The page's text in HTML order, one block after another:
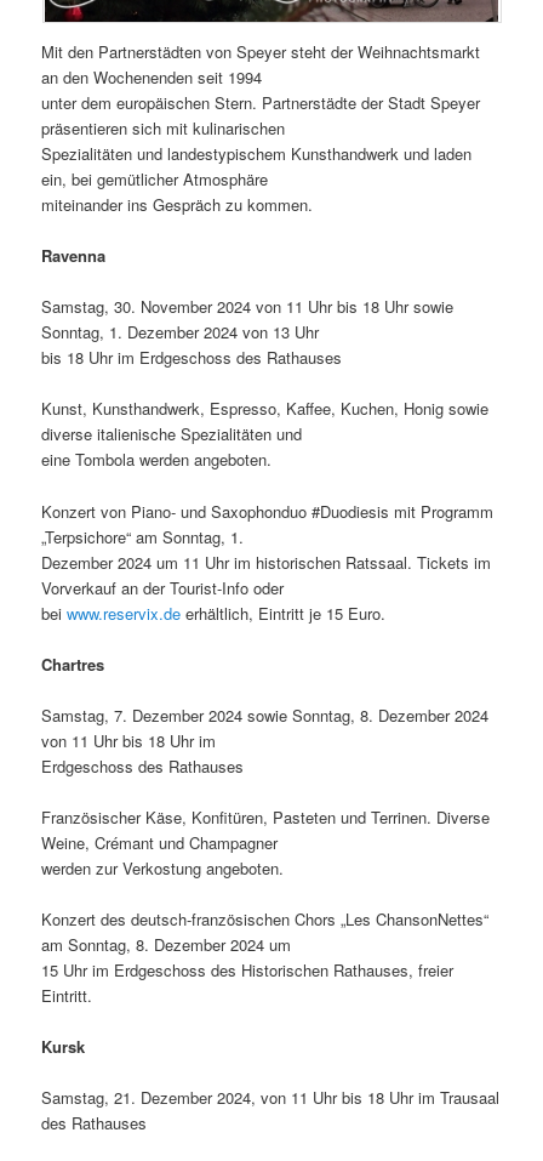
Mit den Partnerstädten von Speyer steht der Weihnachtsmarkt
an den Wochenenden seit 1994
unter dem europäischen Stern. Partnerstädte der Stadt Speyer
präsentieren sich mit kulinarischen
Spezialitäten und landestypischem Kunsthandwerk und laden
ein, bei gemütlicher Atmosphäre
miteinander ins Gespräch zu kommen.
Ravenna
Samstag, 30. November 2024 von 11 Uhr bis 18 Uhr sowie
Sonntag, 1. Dezember 2024 von 13 Uhr
bis 18 Uhr im Erdgeschoss des Rathauses
Kunst, Kunsthandwerk, Espresso, Kaffee, Kuchen, Honig sowie
diverse italienische Spezialitäten und
eine Tombola werden angeboten.
Konzert von Piano- und Saxophonduo #Duodiesis mit Programm
„Terpsichore“ am Sonntag, 1.
Dezember 2024 um 11 Uhr im historischen Ratssaal. Tickets im
Vorverkauf an der Tourist-Info oder
beiwww.reservix.de erhältlich, Eintritt je 15 Euro.
Chartres
Samstag, 7. Dezember 2024 sowie Sonntag, 8. Dezember 2024
von 11 Uhr bis 18 Uhr im
Erdgeschoss des Rathauses
Französischer Käse, Konfitüren, Pasteten und Terrinen. Diverse
Weine, Crémant und Champagner
werden zur Verkostung angeboten.
Konzert des deutsch-französischen Chors „Les ChansonNettes“
am Sonntag, 8. Dezember 2024 um
15 Uhr im Erdgeschoss des Historischen Rathauses, freier
Eintritt.
Kursk
Samstag, 21. Dezember 2024, von 11 Uhr bis 18 Uhr im Trausaal
des Rathauses